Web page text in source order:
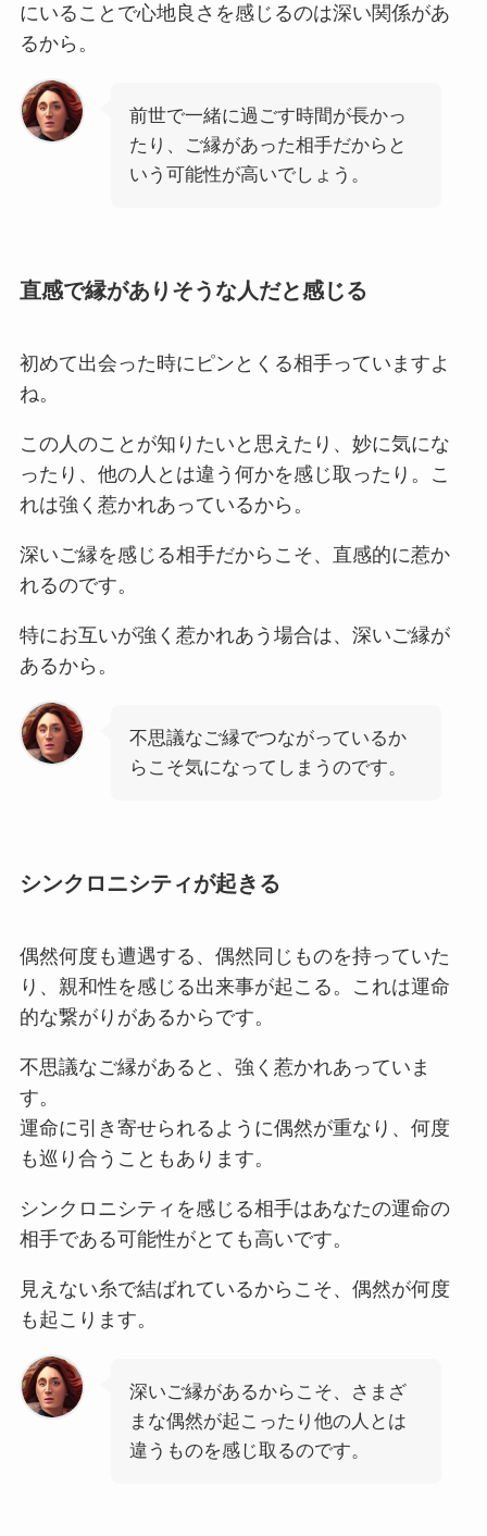
にいることで心地良さを感じるのは深い関係があ
るから。
前世で一緒に過ごす時間が長かっ
たり、ご縁があった相手だからと
いう可能性が高いでしょう。
直感で縁がありそうな人だと感じる
初めて出会った時にピンとくる相手っていますよ
ね。
この人のことが知りたいと思えたり、妙に気にな
ったり、他の人とは違う何かを感じ取ったり。こ
れは強く惹かれあっているから。
深いご縁を感じる相手だからこそ、直感的に惹か
れるのです。
特にお互いが強く惹かれあう場合は、深いご縁が
あるから。
不思議なご縁でつながっているか
らこそ気になってしまうのです。
シンクロニシティが起きる
偶然何度も遭遇する、偶然同じものを持っていた
り、親和性を感じる出来事が起こる。これは運命
的な繋がりがあるからです。
不思議なご縁があると、強く惹かれあっていま
す。
運命に引き寄せられるように偶然が重なり、何度
も巡り合うこともあります。
シンクロニシティを感じる相手はあなたの運命の
相手である可能性がとても高いです。
見えない糸で結ばれているからこそ、偶然が何度
も起こります。
深いご縁があるからこそ、さまざ
まな偶然が起こったり他の人とは
違うものを感じ取るのです。